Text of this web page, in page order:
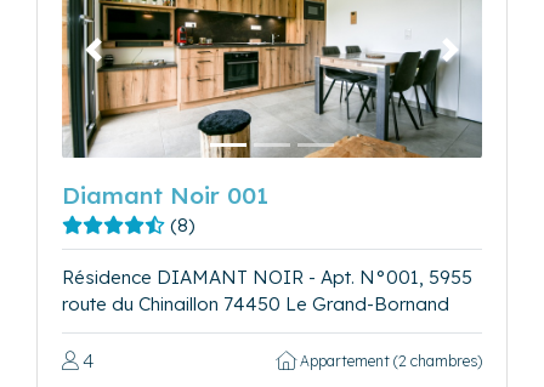
Précédent Suivant
Diamant Noir 001
(8)
Résidence DIAMANT NOIR - Apt. N°001, 5955
route du Chinaillon 74450 Le Grand-Bornand
4 Appartement (2 chambres)